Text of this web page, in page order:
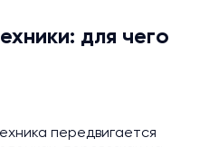
для чего
передвигается